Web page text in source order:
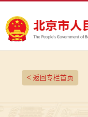
<返回专栏首页